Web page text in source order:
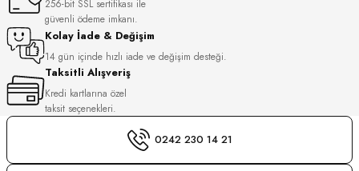
256-bit SSL sertifikası ile
güvenli ödeme imkanı.
Kolay İade & Değişim
14 gün içinde hızlı iade ve değişim desteği.
Taksitli Alışveriş
Kredi kartlarına özel
taksit seçenekleri.
0242 230 14 21